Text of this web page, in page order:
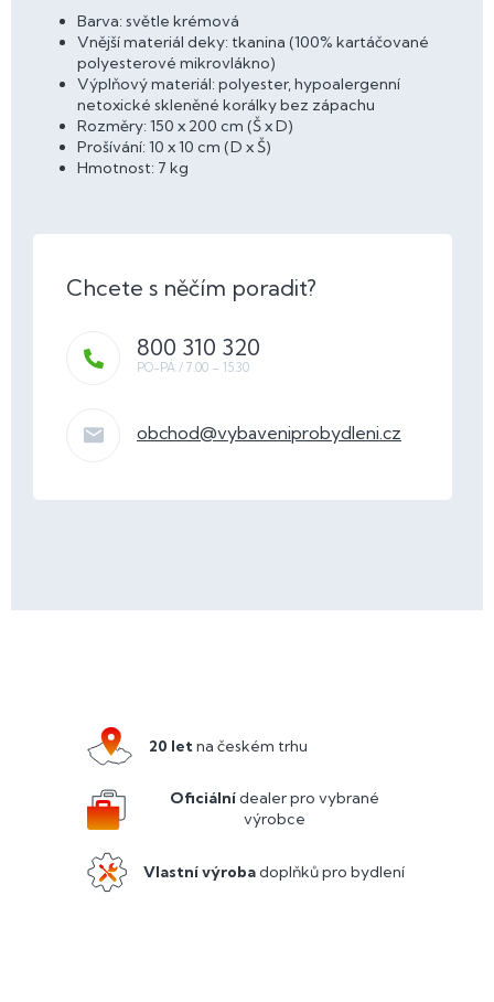
Barva: světle krémová
Vnější materiál deky: tkanina (100% kartáčované
polyesterové mikrovlákno)
Výplňový materiál: polyester, hypoalergenní
netoxické skleněné korálky bez zápachu
Rozměry: 150 x 200 cm (Š x D)
Prošívání: 10 x 10 cm (D x Š)
Hmotnost: 7 kg
obchod@vybaveniprobydleni.cz
800 310 320
20 letna českém trhu
Oficiálnídealer pro vybrané
výrobce
Vlastní výrobadoplňků pro bydlení